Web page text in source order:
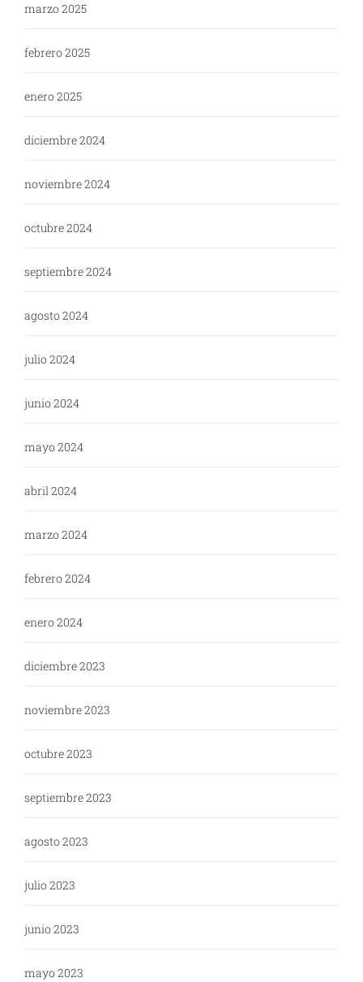
marzo 2025
febrero 2025
enero 2025
diciembre 2024
noviembre 2024
octubre 2024
septiembre 2024
agosto 2024
julio 2024
junio 2024
mayo 2024
abril 2024
marzo 2024
febrero 2024
enero 2024
diciembre 2023
noviembre 2023
octubre 2023
septiembre 2023
agosto 2023
julio 2023
junio 2023
mayo 2023